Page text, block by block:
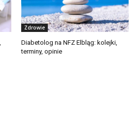
Zdrowie
Diabetolog na NFZ Elbląg: kolejki,
terminy, opinie